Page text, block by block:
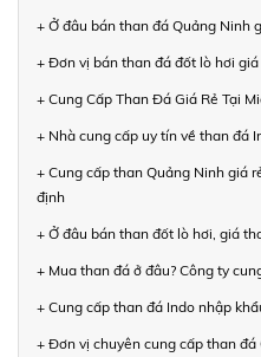
+ Ở đâu bán than đá Quảng Ninh
+ Đơn vị bán than đá đốt lò hơi
+ Cung Cấp Than Đá Giá Rẻ Tại
+ Nhà cung cấp uy tín về than đá
+ Cung cấp than Quảng Ninh giá
định
+ Ở đâu bán than đốt lò hơi, giá
+ Mua than đá ở đâu? Công ty
+ Cung cấp than đá Indo nhập
+ Đơn vị chuyên cung cấp than